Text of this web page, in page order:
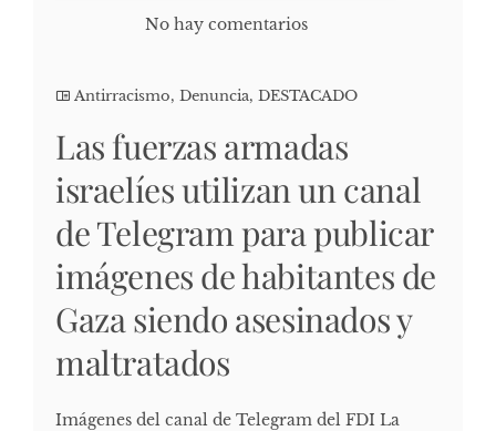
No hay comentarios
Antirracismo, Denuncia, DESTACADO
Las fuerzas armadas
israelíes utilizan un canal
de Telegram para publicar
imágenes de habitantes de
Gaza siendo asesinados y
maltratados
Imágenes del canal de Telegram del FDI La